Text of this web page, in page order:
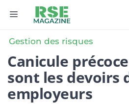
MENU
Gestion des risques
Canicule
sont les devoirs
employeurs